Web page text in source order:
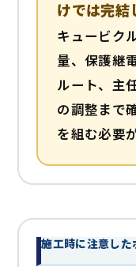
けでは完結
キュービク
量、保護継
ルート、主
の調整まで
を組む必要
施工時に注意した